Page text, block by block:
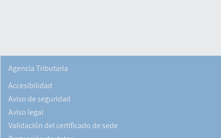
Agencia Tributaria
Accesibilidad
Aviso de seguridad
Aviso legal
Validación del certificado de sede